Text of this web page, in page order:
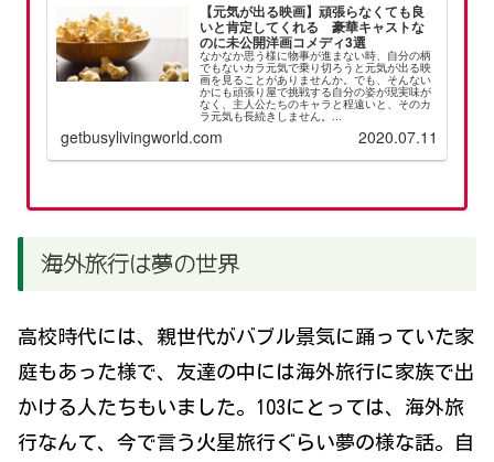
【元気が出る映画】頑張らなくても良
いと肯定してくれる 豪華キャストな
のに未公開洋画コメディ3選
なかなか思う様に物事が進まない時、自分の柄
でもないカラ元気で乗り切ろうと元気が出る映
画を見ることがありませんか。でも、そんない
かにも頑張り屋で挑戦する自分の姿が現実味が
なく、主人公たちのキャラと程遠いと、そのカ
ラ元気も長続きしません。...
getbusylivingworld.com 2020.07.11
海外旅行は夢の世界
高校時代には、親世代がバブル景気に踊っていた家
庭もあった様で、友達の中には海外旅行に家族で出
かける人たちもいました。103にとっては、海外旅
行なんて、今で言う火星旅行ぐらい夢の様な話。自